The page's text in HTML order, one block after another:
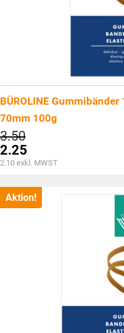
BÜROLINE
70mm 100g
3.50Ursprünglicher
Preis
war:
CHF3.50
2.25
Aktueller
ist:
CHF2.25.
2.10 exkl. MWST
Aktion!